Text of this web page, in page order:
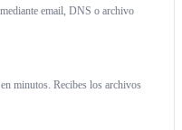
email, DNS o archivo
minutos. Recibes los archivos